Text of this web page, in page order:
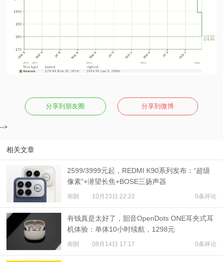
分享到朋友圈 分享到微博
-->
相关文章
2599/3999元起，REDMI K90系列发布：“超级
像素”+潜望长焦+BOSE三扬声器
布朗 10月23日 22:22 0条评论
有钱真是太好了，韶音OpenDots ONE耳夹式耳
机体验：单体10小时续航，1298元
布朗 08月14日 17:17 0条评论